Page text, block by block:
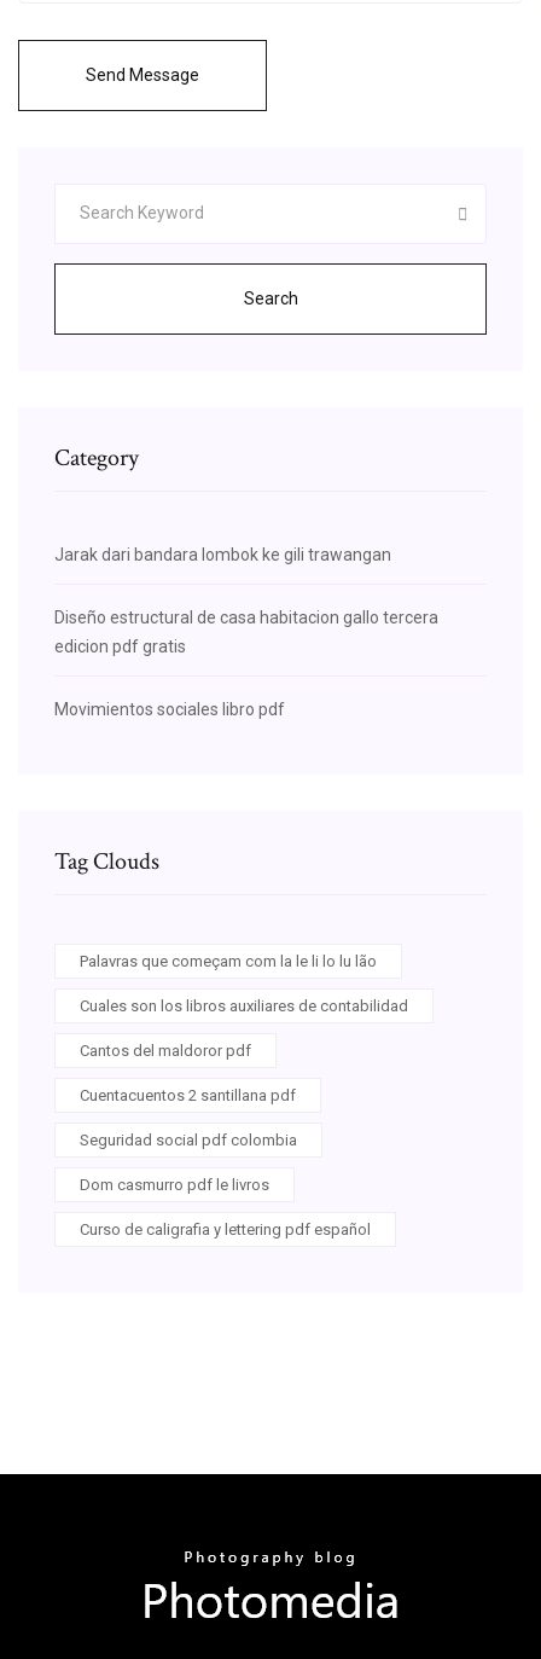
Send Message
Search
Category
Jarak dari bandara lombok ke gili trawangan
Diseño estructural de casa habitacion gallo tercera
edicion pdf gratis
Movimientos sociales libro pdf
Tag Clouds
Palavras que começam com la le li lo lu lão
Cuales son los libros auxiliares de contabilidad
Cantos del maldoror pdf
Cuentacuentos 2 santillana pdf
Seguridad social pdf colombia
Dom casmurro pdf le livros
Curso de caligrafia y lettering pdf español